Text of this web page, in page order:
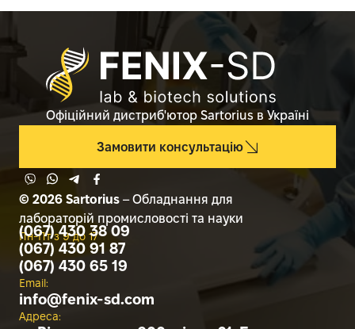
Офіційний дистриб'ютор Sartorius в Україні
© 2026 Sartorius – Обладнання для
лабораторій промисловості та науки
Замовити консультацію
Пн-Пт з 9 до 17
(067) 430 38 09
(067) 430 91 87
(067) 430 65 19
Email:
info@fenix-sd.com
Адреса: